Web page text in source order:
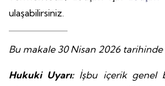
ulaşabilirsiniz.
Bu makale 30 Nisan 2026 tarihinde
Hukuki Uyarı:İşbu içerik genel